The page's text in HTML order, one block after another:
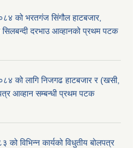
को भरतगंज सिंगौल हाटबजार,
दरभाउ आव्हानको प्रथम पटक
को लागि निजगढ हाटबजार र (खसी,
आव्हान सम्बन्धी प्रथम पटक
विभिन्न कार्यको विधुतीय बोलपत्र